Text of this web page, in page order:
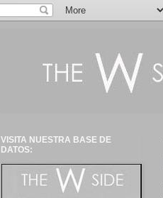
VISITA NUESTRA BASE DE
DATOS: